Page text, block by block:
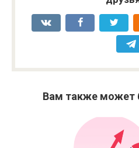
Вам также может